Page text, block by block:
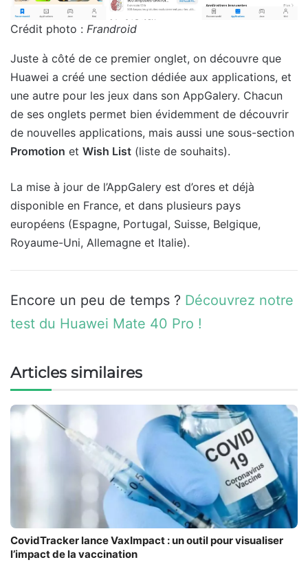
Crédit photo : Frandroid
Juste à côté de ce premier onglet, on découvre que
Huawei a créé une section dédiée aux applications, et
une autre pour les jeux dans son AppGalery. Chacun
de ses onglets permet bien évidemment de découvrir
de nouvelles applications, mais aussi une sous-section
Promotion et Wish List (liste de souhaits).
La mise à jour de l’AppGalery est d’ores et déjà
disponible en France, et dans plusieurs pays
européens (Espagne, Portugal, Suisse, Belgique,
Royaume-Uni, Allemagne et Italie).
Encore un peu de temps ? Découvrez notre
test du Huawei Mate 40 Pro !
Articles similaires
CovidTracker lance VaxImpact : un outil pour visualiser
l’impact de la vaccination